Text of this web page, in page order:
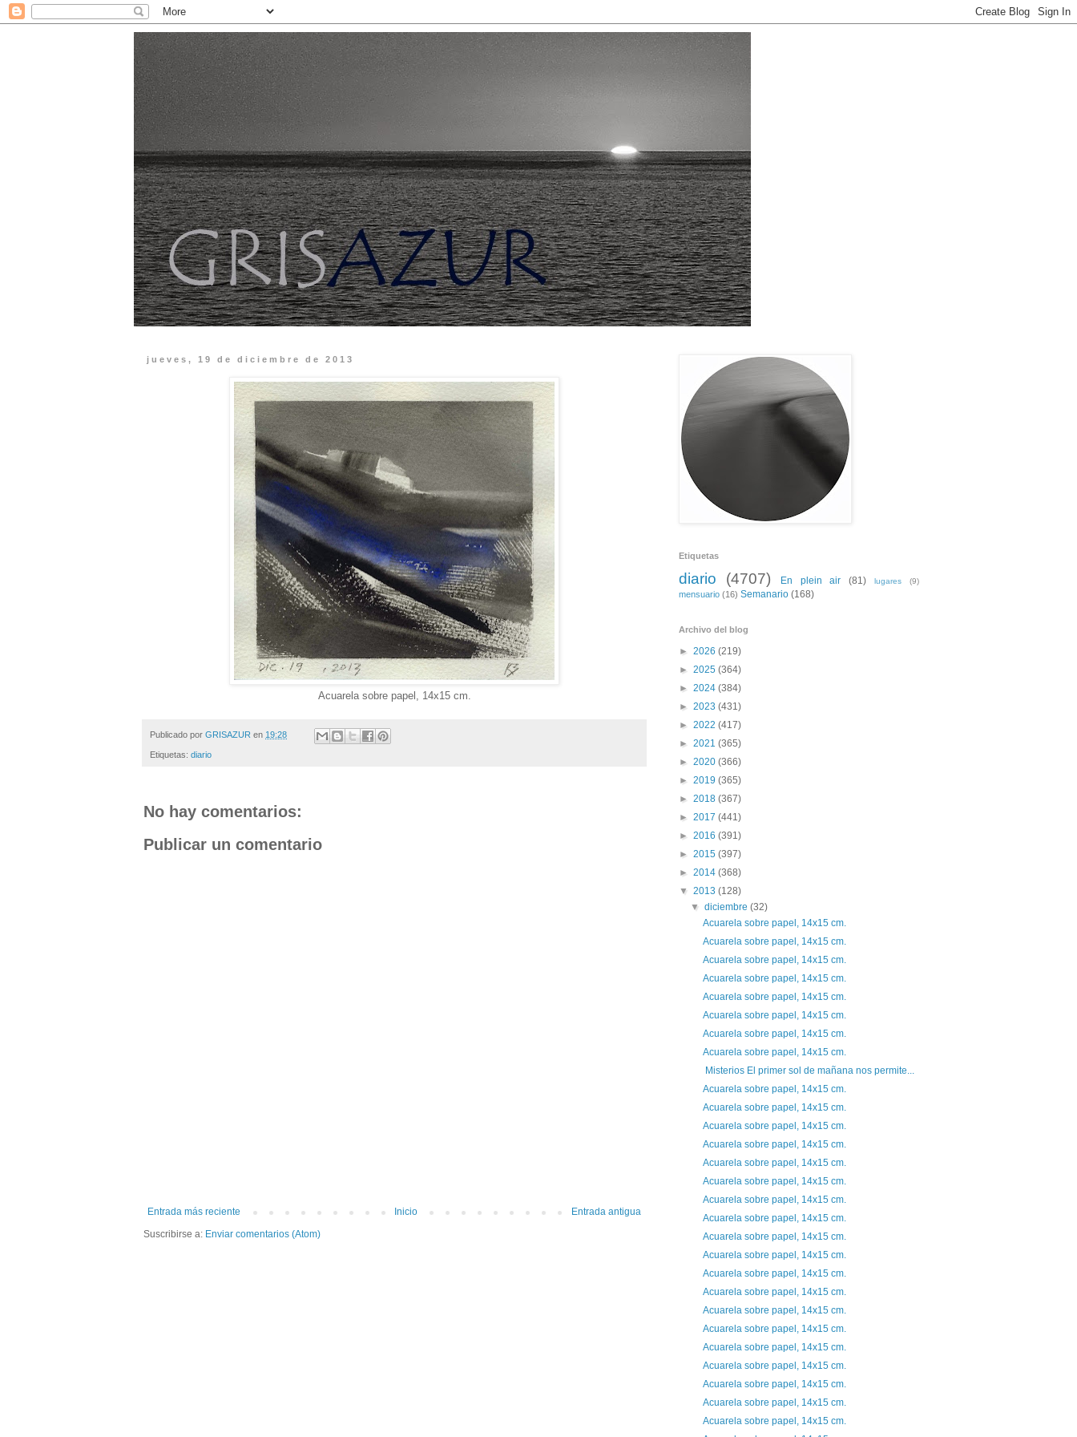
jueves, 19 de diciembre de 2013
Acuarela sobre papel, 14x15 cm.
Publicado por GRISAZUR en 19:28
Etiquetas: diario
No hay comentarios:
Publicar un comentario
Entrada más reciente Entrada antigua
Inicio
Suscribirse a: Enviar comentarios (Atom)
Etiquetas
diario (4707) En plein air (81) lugares (9)
mensuario (16) Semanario (168)
Archivo del blog
► 2026 (219)
► 2025 (364)
► 2024 (384)
► 2023 (431)
► 2022 (417)
► 2021 (365)
► 2020 (366)
► 2019 (365)
► 2018 (367)
► 2017 (441)
► 2016 (391)
► 2015 (397)
► 2014 (368)
▼ 2013 (128)
▼diciembre(32)
Acuarela sobre papel, 14x15 cm.
Acuarela sobre papel, 14x15 cm.
Acuarela sobre papel, 14x15 cm.
Acuarela sobre papel, 14x15 cm.
Acuarela sobre papel, 14x15 cm.
Acuarela sobre papel, 14x15 cm.
Acuarela sobre papel, 14x15 cm.
Acuarela sobre papel, 14x15 cm.
Misterios El primer sol de mañana nos permite...
Acuarela sobre papel, 14x15 cm.
Acuarela sobre papel, 14x15 cm.
Acuarela sobre papel, 14x15 cm.
Acuarela sobre papel, 14x15 cm.
Acuarela sobre papel, 14x15 cm.
Acuarela sobre papel, 14x15 cm.
Acuarela sobre papel, 14x15 cm.
Acuarela sobre papel, 14x15 cm.
Acuarela sobre papel, 14x15 cm.
Acuarela sobre papel, 14x15 cm.
Acuarela sobre papel, 14x15 cm.
Acuarela sobre papel, 14x15 cm.
Acuarela sobre papel, 14x15 cm.
Acuarela sobre papel, 14x15 cm.
Acuarela sobre papel, 14x15 cm.
Acuarela sobre papel, 14x15 cm.
Acuarela sobre papel, 14x15 cm.
Acuarela sobre papel, 14x15 cm.
Acuarela sobre papel, 14x15 cm.